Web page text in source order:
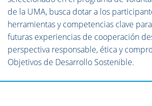
de la UMA, busca dotar a los
herramientas y competencias clave
futuras experiencias de cooperación
perspectiva responsable, ética y
Objetivos de Desarrollo Sostenible.